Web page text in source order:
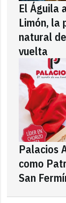
El Águila
Limón, la
natural
vuelta
Palacios
como
San